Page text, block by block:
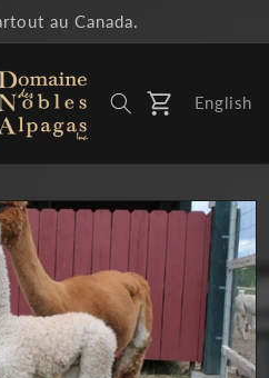
au Canada.
Panier English